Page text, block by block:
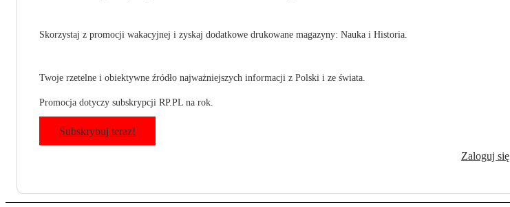
Skorzystaj z promocji wakacyjnej i zyskaj dodatkowe drukowane magazyny: Nauka i Historia.
Twoje rzetelne i obiektywne źródło najważniejszych informacji z Polski i ze świata.
Promocja dotyczy subskrypcji RP.PL na rok.
Subskrybuj teraz!
Zaloguj się